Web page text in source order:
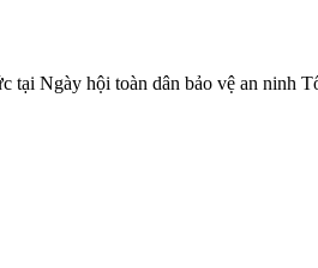
tại Ngày hội toàn dân bảo vệ an ninh